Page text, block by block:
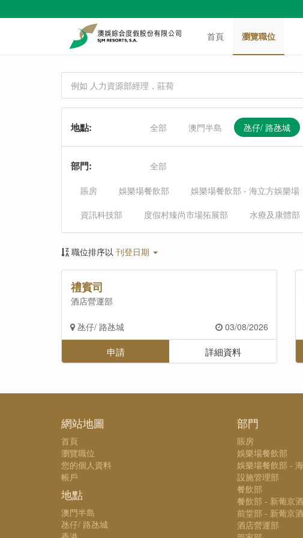
首頁 瀏覽職位
地點: 全部 澳門半島 氹仔/ 路氹城
部門: 全部
賬房 娛樂場餐飲部 娛樂場餐飲部 - 海立方娛樂場
資訊科技部
度假村臻尚市場拓展部 水療及康體部
職位排序以 刊登日期
禮賓司
酒店營運部
氹仔/ 路氹城 03/08/2026
申請 詳細資料
網站地圖
首頁
瀏覽職位
您的個人資料
帳戶
地點
澳門半島
氹仔/ 路氹城
部門
賬房
娛樂場餐飲部
娛樂場餐飲部 -
設施管理部
餐飲部
餐飲部 - 新葡京
前堂部 - 新葡京
酒店營運部